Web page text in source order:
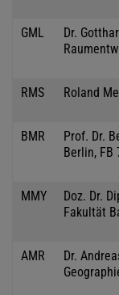
GML
Dr.
RMS Roland
BMR
Prof. Dr.
Berlin, FB
MMY
Doz. Dr.
Fakultät
AMR
Dr.